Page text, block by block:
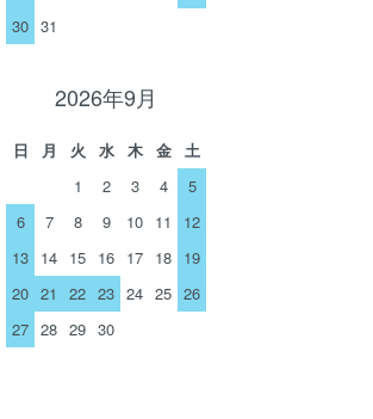
30 31
2026年9月
日 月 火 水 木 金
土
1
2 3 4
5
6
7 8 9 10 11
12
13 14 15 16 17 18 19
20 21 22 23 24 25 26
27 28 29 30